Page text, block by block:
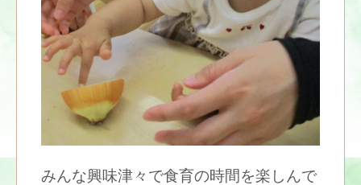
みんな興味津々で食育の時間を楽しんで